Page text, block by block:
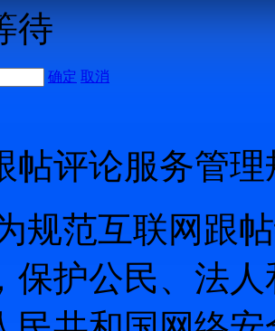
待
确定 取消
帖评论服务管理
规范互联网跟
保护公民、法